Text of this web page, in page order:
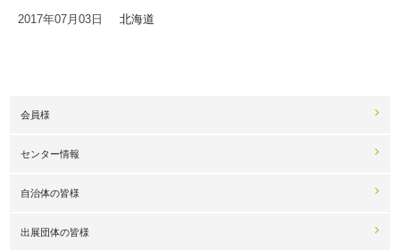
2017年07月03日 北海道
会員様
センター情報
自治体の皆様
出展団体の皆様